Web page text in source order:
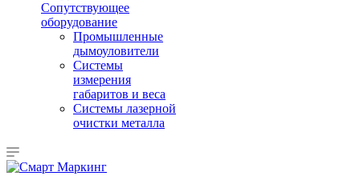
Сопутствующее
оборудование
Промышленные
дымоуловители
Системы
измерения
габаритов и веса
Системы лазерной
очистки металла